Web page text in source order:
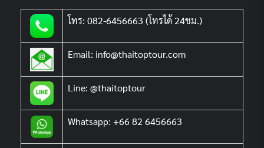
โทร: 082-6456663 (โทรได้ 24ชม.)
Email: info@thaitoptour.com
Line: @thaitoptour
Whatsapp: +66 82 6456663